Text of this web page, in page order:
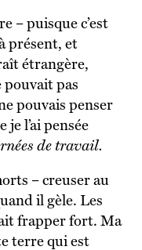
présent, et
étrangère,
pouvait pas
pouvais penser
je l’ai pensée
de travail.
il gèle. Les
frapper fort. Ma
terre qui est